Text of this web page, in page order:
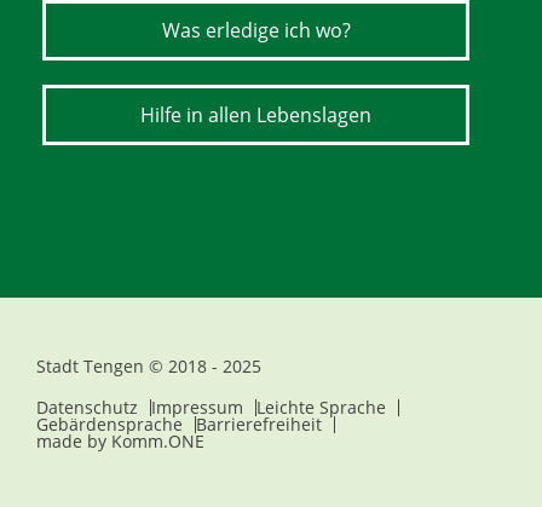
Was erledige ich wo?
Hilfe in allen Lebenslagen
Stadt Tengen © 2018 - 2025
Datenschutz
Impressum Leichte Sprache
Gebärdensprache Barrierefreiheit
made by Komm.ONE